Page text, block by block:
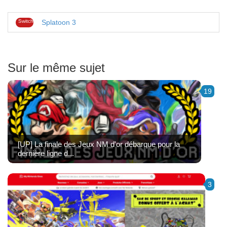
Switch Splatoon 3
Sur le même sujet
19
[UP] La finale des Jeux NM d'or débarque pour la
dernière ligne d...
3